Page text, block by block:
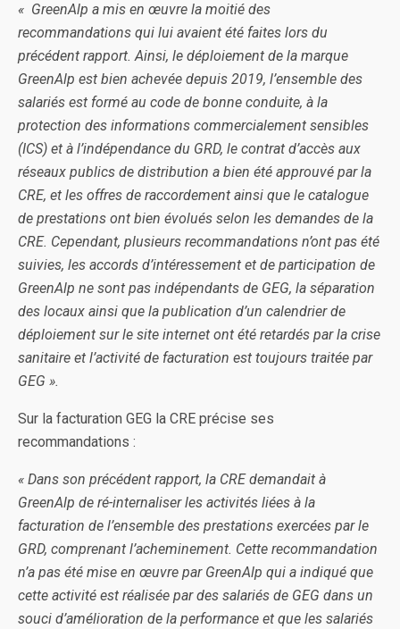
« GreenAlp a mis en œuvre la moitié des
recommandations qui lui avaient été faites lors du
précédent rapport. Ainsi, le déploiement de la marque
GreenAlp est bien achevée depuis 2019, l’ensemble des
salariés est formé au code de bonne conduite, à la
protection des informations commercialement sensibles
(ICS) et à l’indépendance du GRD, le contrat d’accès aux
réseaux publics de distribution a bien été approuvé par la
CRE, et les offres de raccordement ainsi que le catalogue
de prestations ont bien évolués selon les demandes de la
CRE. Cependant, plusieurs recommandations n’ont pas été
suivies, les accords d’intéressement et de participation de
GreenAlp ne sont pas indépendants de GEG, la séparation
des locaux ainsi que la publication d’un calendrier de
déploiement sur le site internet ont été retardés par la crise
sanitaire et l’activité de facturation est toujours traitée par
GEG ».
Sur la facturation GEG la CRE précise ses
recommandations :
« Dans son précédent rapport, la CRE demandait à
GreenAlp de ré-internaliser les activités liées à la
facturation de l’ensemble des prestations exercées par le
GRD, comprenant l’acheminement. Cette recommandation
n’a pas été mise en œuvre par GreenAlp qui a indiqué que
cette activité est réalisée par des salariés de GEG dans un
souci d’amélioration de la performance et que les salariés